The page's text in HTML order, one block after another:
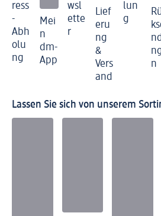
ress
-
Abh
olu
ng
Mei
n
dm-
App
wsl
ette
r
Lief
eru
ng
&
Vers
and
lun
g
n
Lassen Sie sich von unserem